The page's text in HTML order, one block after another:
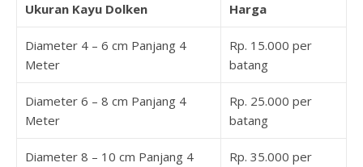
Ukuran Kayu Dolken Harga
Diameter 4 – 6 cm Panjang 4
Meter
Rp. 15.000 per
batang
Diameter 6 – 8 cm Panjang 4
Meter
Rp. 25.000 per
batang
Diameter 8 – 10 cm Panjang 4
Rp. 35.000 per